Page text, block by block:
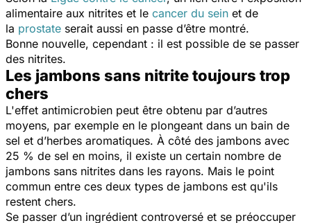
alimentaire aux nitrites et le cancer du sein et de
la prostate serait aussi en passe d’être montré.
Bonne nouvelle, cependant : il est possible de se passer
des nitrites.
Les jambons sans nitrite toujours trop
chers
L'effet antimicrobien peut être obtenu par d’autres
moyens, par exemple en le plongeant dans un bain de
sel et d’herbes aromatiques. À côté des jambons avec
25 % de sel en moins, il existe un certain nombre de
jambons sans nitrites dans les rayons. Mais le point
commun entre ces deux types de jambons est qu'ils
restent chers.
Se passer d’un ingrédient controversé et se préoccuper